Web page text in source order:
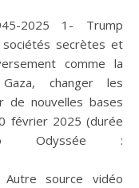
secrètes et
comme la
changer les
de nouvelles bases
février 2025 (durée
Odyssée :
Autre source vidéo